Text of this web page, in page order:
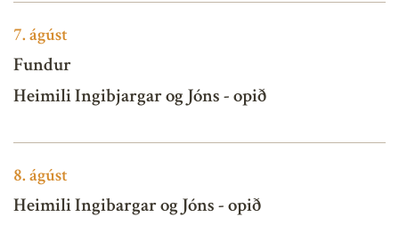
7.ágúst
Fundur
Heimili Ingibjargar og Jóns - opið
8.ágúst
Heimili Ingibargar og Jóns - opið